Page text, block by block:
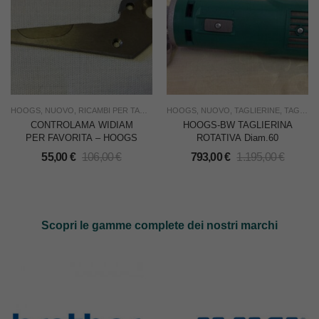
HOOGS NUOVO RICAMBI PER TAGLIERINE ,SOTTOCOSTO,TAGLIO , USO
CONTROLAMA WIDIAM
PER FAVORITA – HOOGS
55,00 € 106,00€
HOOGS NUOVO TAGLIERINE TAGLIO
HOOGS-BW TAGLIERINA
ROTATIVA Diam.60
793,00€ 1.195,00€
Scopri le gamme complete dei nostri marchi